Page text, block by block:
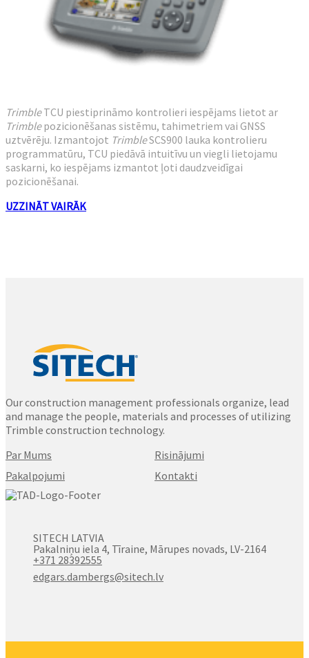
TrimbleTCU piestiprināmo kontrolieri iespējams lietot ar
Trimblepozicionēšanas sistēmu, tahimetriem vai GNSS
uztvērēju. Izmantojot TrimbleSCS900 lauka kontrolieru
programmatūru, TCU piedāvā intuitīvu un viegli lietojamu
saskarni, ko iespējams izmantot ļoti daudzveidīgai
pozicionēšanai.
UZZINĀT VAIRĀK
Our construction management professionals organize, lead
and manage the people, materials and processes of utilizing
Trimble construction technology.
Par Mums
Risinājumi
Pakalpojumi
Kontakti
SITECH LATVIA
Pakalniņu iela 4, Tīraine, Mārupes novads, LV-2164
+371 28392555
edgars.dambergs@sitech.lv